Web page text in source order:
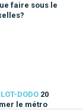
faire sous le
DODO 20
le métro